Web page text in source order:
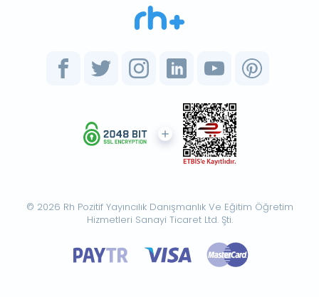
© 2026 Rh Pozitif Yayıncılık Danışmanlık Ve Eğitim Öğretim
Hizmetleri Sanayi Ticaret Ltd. Şti.